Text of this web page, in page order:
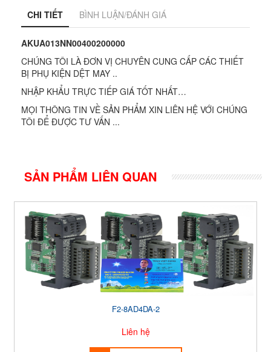
CHI TIẾT BÌNH LUẬN/ĐÁNH GIÁ
AKUA013NN00400200000
CHÚNG TÔI LÀ ĐƠN VỊ CHUYÊN CUNG CẤP CÁC THIẾT
BỊ PHỤ KIỆN DỆT MAY ..
NHẬP KHẨU TRỰC TIẾP GIÁ TỐT NHẤT…
MỌI THÔNG TIN VỀ SẢN PHẨM XIN LIÊN HỆ VỚI CHÚNG
TÔI ĐỂ ĐƯỢC TƯ VẤN ...
SẢN PHẨM LIÊN QUAN
F2-8AD4DA-2
Liên hệ